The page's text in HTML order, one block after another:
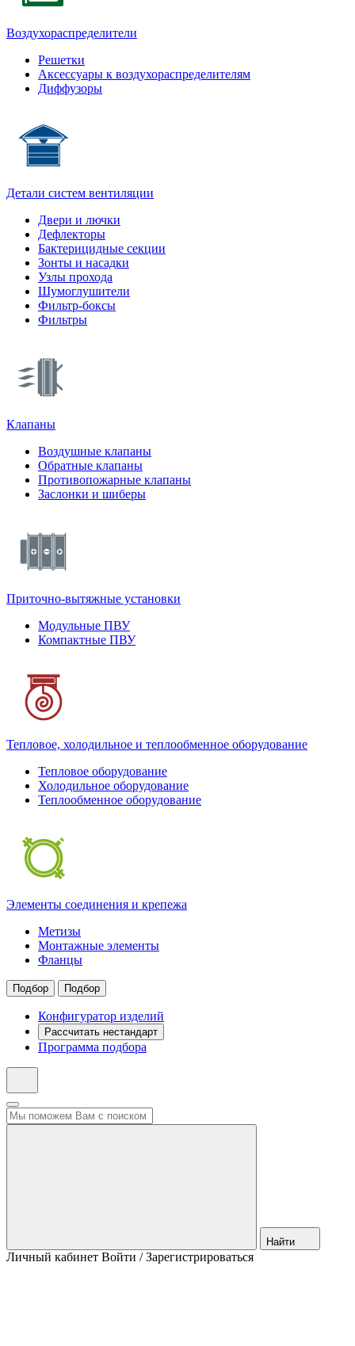
Воздухораспределители
Решетки
Аксессуары к воздухораспределителям
Диффузоры
Детали систем вентиляции
Двери и лючки
Дефлекторы
Бактерицидные секции
Зонты и насадки
Узлы прохода
Шумоглушители
Фильтр-боксы
Фильтры
Клапаны
Воздушные клапаны
Обратные клапаны
Противопожарные клапаны
Заслонки и шиберы
Приточно-вытяжные установки
Модульные ПВУ
Компактные ПВУ
Тепловое, холодильное и теплообменное оборудование
Тепловое оборудование
Холодильное оборудование
Теплообменное оборудование
Элементы соединения и крепежа
Метизы
Монтажные элементы
Фланцы
Подбор Подбор
Конфигуратор изделий
Рассчитать нестандарт
Программа подбора
Найти
Личный кабинет Войти / Зарегистрироваться